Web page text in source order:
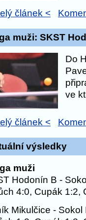
článek <
muži: SKST
Do
ve
článek <
výsledky
muži
Hodonín B -
4:0, Cupák 1:2,
Mikulčice - Sokol